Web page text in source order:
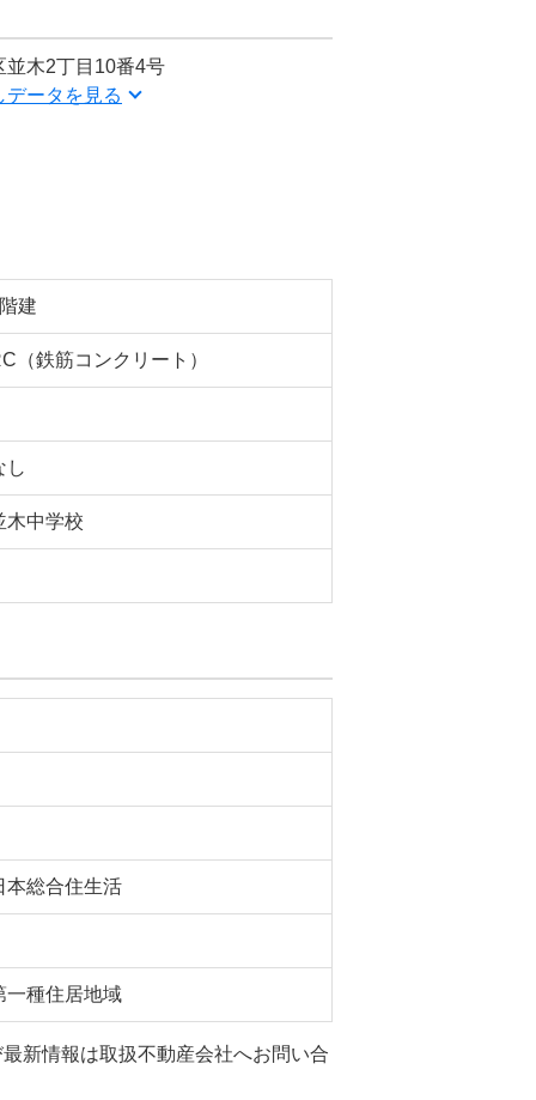
並木2丁目10番4号
ータを見る
建
（鉄筋コンクリート）
し
木中学校
本総合住生活
一種住居地域
新情報は取扱不動産会社へお問い合